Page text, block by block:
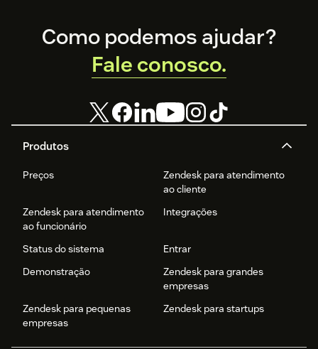
Footer
Produtos
Preços
Zendesk para atendimento
ao cliente
Zendesk para atendimento
ao funcionário
Integrações
Status do sistema
Entrar
Demonstração
Zendesk para grandes
empresas
Zendesk para pequenas
empresas
Zendesk para startups
Como podemos ajudar?
Fale conosco.